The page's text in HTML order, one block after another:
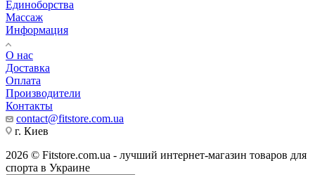
Единоборства
Массаж
Информация
О нас
Доставка
Оплата
Производители
Контакты
contact@fitstore.com.ua
г. Киев
2026 © Fitstore.com.ua - лучший интернет-магазин товаров для
спорта в Украине